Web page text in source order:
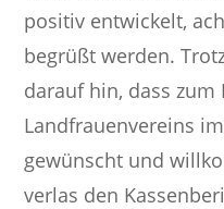
positiv entwickelt,
begrüßt werden.
darauf hin, dass zum
Landfrauenvereins
gewünscht und
verlas den